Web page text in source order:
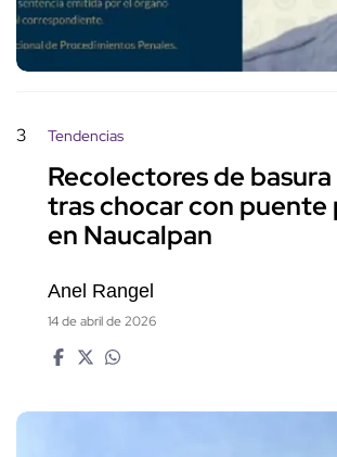
3 Tendencias
Recolectores de
tras chocar con puente
en Naucalpan
Anel Rangel
14 de abril de 2026